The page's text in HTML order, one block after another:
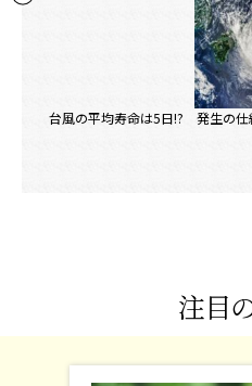
台風の平均寿命は5日!? 発生の仕
注目